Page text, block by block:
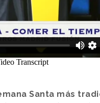
Santa más